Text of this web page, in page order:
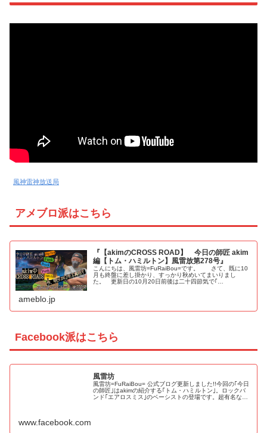
風神雷神放送局
アメブロ派はこちら
『【akimのCROSS ROAD】 今日の師匠 akim
編【トム・ハミルトン】風雷放第278号』
こんにちは、風雷坊=FuRaiBou=です。 さて、既に10
月も終盤に差し掛かり、すっかり秋めいてまいりまし
た。 更新日の10月20日前後は二十四節気で｢…
ameblo.jp
Facebook派はこちら
風雷坊
風雷坊=FuRaiBou= 公式ブログ更新しました!!今回の｢今日
の師匠｣はakimの紹介する｢トム・ハミルトン｣。ロックバ
ンド｢エアロスミス｣のベーシストの登場です。超有名なあ
www.facebook.com